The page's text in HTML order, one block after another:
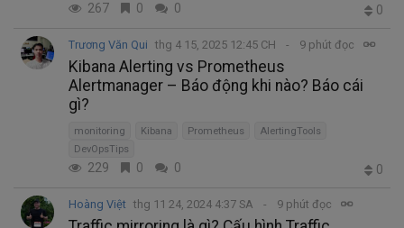
267 0 0 0
Trương Văn Qui thg 4 15, 2025 12:45 CH 9 phút đọc
Kibana Alerting vs Prometheus
Alertmanager – Báo động khi nào? Báo cái
gì?
monitoring Kibana Prometheus
AlertingTools
DevOpsTips
229 0 0 0
Hoàng Việt thg 11 24, 2024 4:37 SA 9 phút đọc